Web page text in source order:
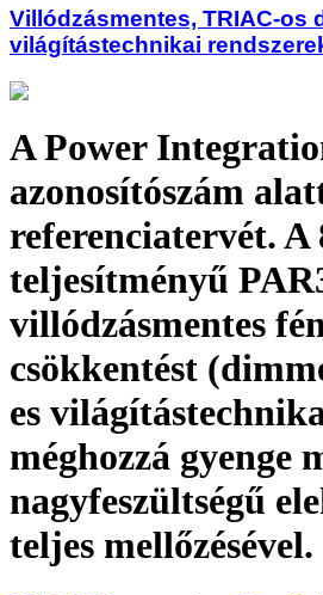
Villódzásmentes, TRIAC-os
világítástechnikai
A Power
azonosítószám
referenciatervét.
teljesítményű
villódzásmentes
csökkentést
es
méghozzá gyenge
nagyfeszültségű
teljes mellőzésével.